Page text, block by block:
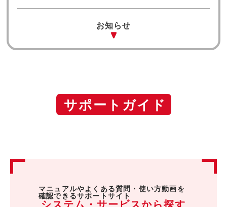
お知らせ
サポートガイド
マニュアルやよくある質問・ 使い方動画を
確認できるサポートサイト
システム・サービスから探す